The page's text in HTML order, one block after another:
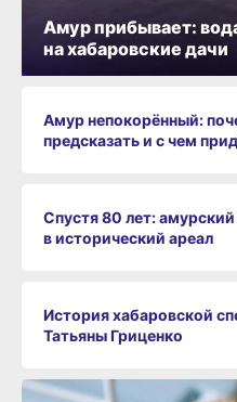
Амур прибывает:
на хабаровские дачи
Амур непокорённый:
предсказать и с чем
Спустя 80 лет:
в исторический ареал
История хабаровской
Татьяны Гриценко